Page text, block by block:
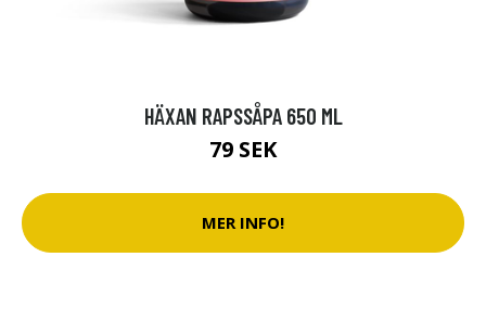
HÄXAN RAPSSÅPA 650 ML
79 SEK
MER INFO!